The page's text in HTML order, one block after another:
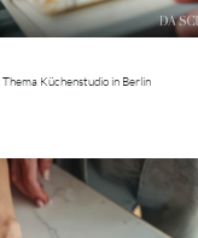
Küchenstudio in Berlin